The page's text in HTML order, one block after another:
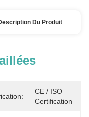
Du Produit
CE / ISO
Certification